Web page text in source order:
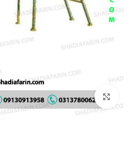
بزرگنمایی تصویر